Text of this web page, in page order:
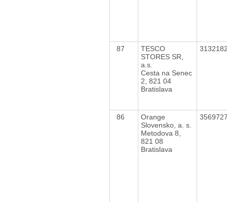
87
TESCO
STORES SR,
a.s.
Cesta na Senec
2, 821 04
Bratislava
86
Orange
Slovensko, a. s.
Metodova 8,
821 08
Bratislava